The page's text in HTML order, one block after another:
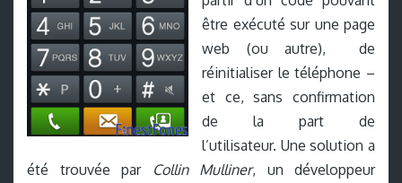
être exécuté sur une page
web (ou autre), de
réinitialiser le téléphone –
et ce, sans confirmation
de la part de
l’utilisateur. Une solution a
été trouvée par
Collin Mulliner, un développeur